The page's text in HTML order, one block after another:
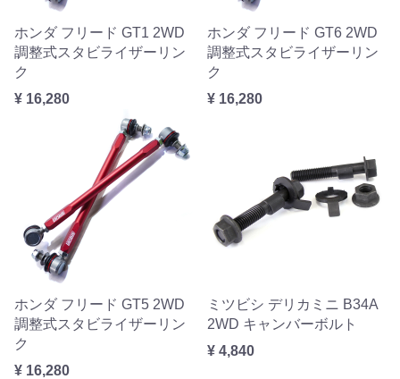
ホンダ フリード GT1 2WD
調整式スタビライザーリン
ク
¥ 16,280
ホンダ フリード GT6 2WD
調整式スタビライザーリン
ク
¥ 16,280
ホンダ フリード GT5 2WD
調整式スタビライザーリン
ク
¥ 16,280
ミツビシ デリカミニ B34A
2WD キャンバーボルト
¥ 4,840